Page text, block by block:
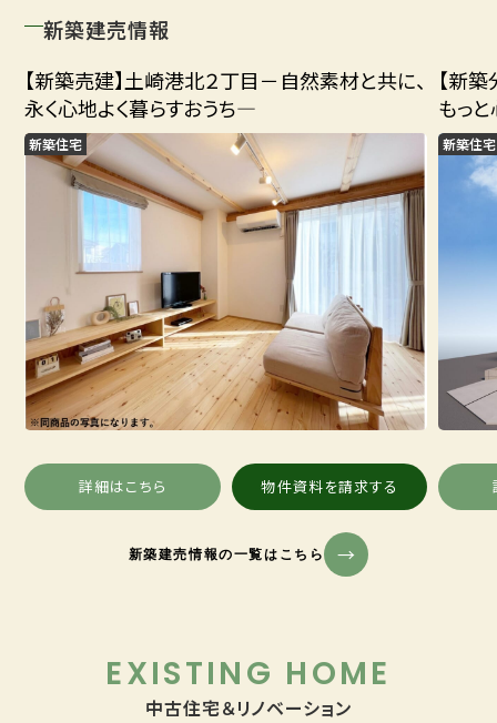
新築建売情報
【新築売建】土崎港北２丁目－自然素材と共に、
永く心地よく暮らすおうち―
新築住宅
詳細はこちら 物件資料を請求する
【新
もっ
新築住宅
新築建売情報の一覧はこちら
EXISTING HOME
中古住宅＆リノベーション